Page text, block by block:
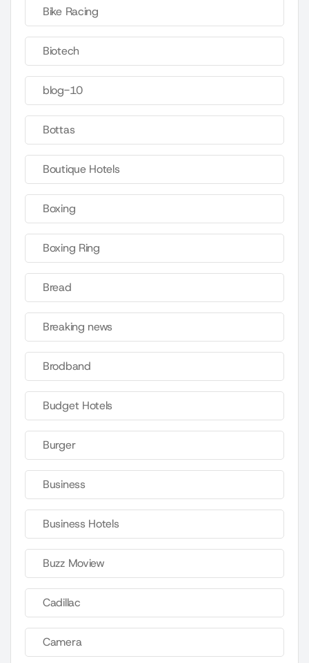
Bike Racing
Biotech
blog-10
Bottas
Boutique Hotels
Boxing
Boxing Ring
Bread
Breaking news
Brodband
Budget Hotels
Burger
Business
Business Hotels
Buzz Moview
Cadillac
Camera